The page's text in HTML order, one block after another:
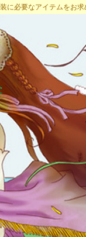
必要なアイテムをお求